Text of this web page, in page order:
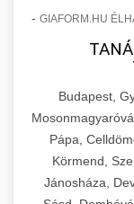
- GIAFORM.HU
Budapest,
Pápa,
Körmend,
Jánosháza,